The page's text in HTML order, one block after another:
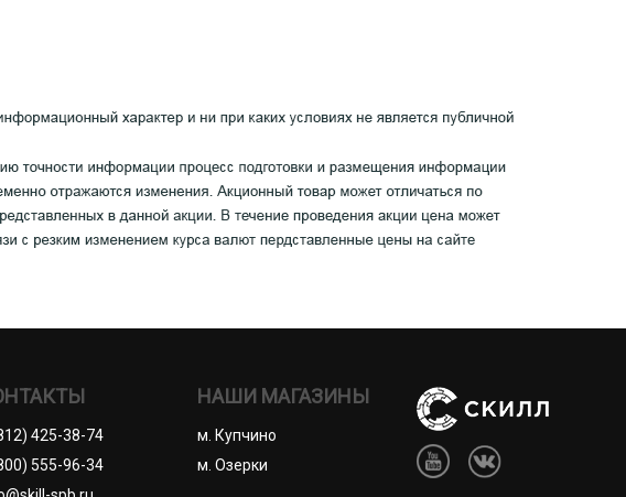
425-38-74
555-96-34
НАШИ МАГАЗИНЫ
м. Купчино
м. Озерки